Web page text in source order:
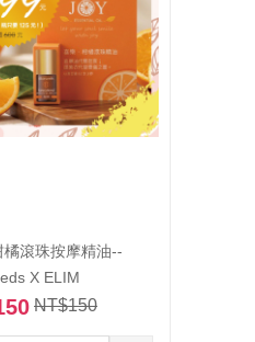
橘滾珠按摩精油--
X ELIM
NT$150